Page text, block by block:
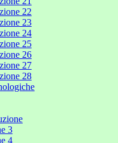
22
23
24
25
26
27
28
3
4